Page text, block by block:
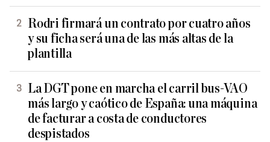
Rodri firmará un contrato por cuatro años
y su ficha será una de las más altas de la
plantilla
La DGT pone en marcha el carril bus-VAO
más largo y caótico de España: una máquina
de facturar a costa de conductores
despistados